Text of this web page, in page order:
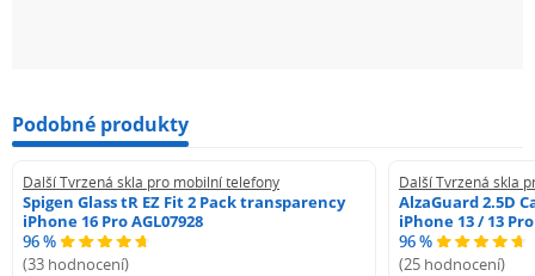
Podobné produkty
Další Tvrzená skla pro mobilní telefony
Spigen Glass tR EZ Fit 2 Pack transparency
iPhone 16 Pro AGL07928
96 %
(33 hodnocení)
Další Tvrzená skla
AlzaGuard 2.5D
iPhone 13 / 13 Pro
96 %
(25 hodnocení)